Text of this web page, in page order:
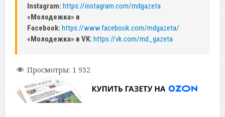
Instagram: https://instagram.com/mdgazeta
«Молодежка» в
Facebook: https://www.facebook.com/mdgazeta/
«Молодежка» в VK: https://vk.com/md_gazeta
Просмотры: 1 932